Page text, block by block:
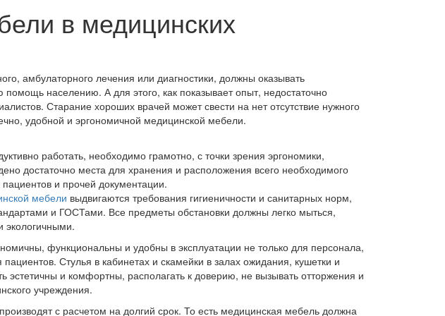
в медицинских
лечения или диагностики, должны оказывать
населению. А для этого, как показывает опыт, недостаточно
Старание хороших врачей может свести на нет отсутствие нужного
удобной и эргономичной медицинской мебели.
работать, необходимо грамотно, с точки зрения эргономики,
достаточно места для хранения и расположения всего необходимого
и прочей документации.
мебели выдвигаются требования гигиеничности и санитарных норм,
и ГОСТами. Все предметы обстановки должны легко мыться,
экологичными.
функциональны и удобны в эксплуатации не только для персонала,
Стулья в кабинетах и скамейки в залах ожидания, кушетки и
эстетичны и комфортны, располагать к доверию, не вызывать отторжения и
учреждения.
с расчетом на долгий срок. То есть медицинская мебель должна